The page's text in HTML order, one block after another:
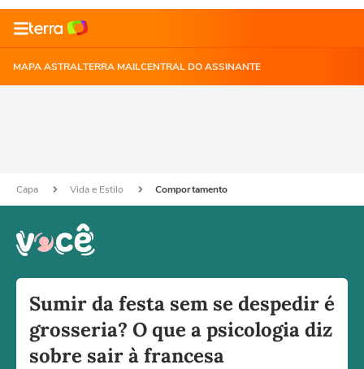
MAPA ASTRALTERRA MAILCENTRAL DO ASSINANTE
Capa Vida e Estilo Comportamento
Sumir da festa sem se despedir é
grosseria? O que a psicologia diz
sobre sair à francesa